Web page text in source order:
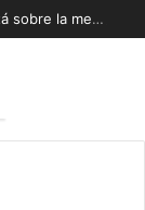
Biministro Daniel Mas: “La oportunidad está sobre la mesa y tenemos que aprovecharla”